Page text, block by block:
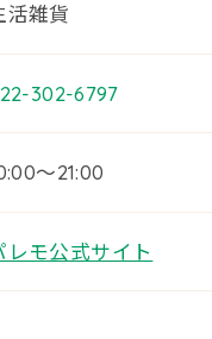
活雑貨
302-6797
～21:00
レモ公式サイト